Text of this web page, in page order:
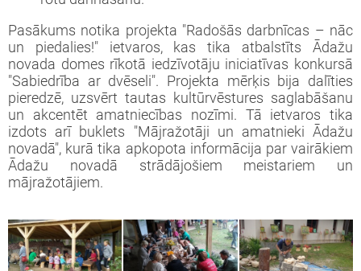
Pasākums notika projekta "Radošās darbnīcas – nāc
un piedalies!" ietvaros, kas tika atbalstīts Ādažu
novada domes rīkotā iedzīvotāju iniciatīvas konkursā
"Sabiedrība ar dvēseli". Projekta mērķis bija dalīties
pieredzē, uzsvērt tautas kultūrvēstures saglabāšanu
un akcentēt amatniecības nozīmi. Tā ietvaros tika
izdots arī buklets "Mājražotāji un amatnieki Ādažu
novadā", kurā tika apkopota informācija par vairākiem
Ādažu novadā strādājošiem meistariem un
mājražotājiem.
un rekvizīti
projekti
semināri
“LEADER pieejas īstenošana 2009-
(ELFLA)”
“LEADER pieejas īstenošana 2009-
(EZF)”
projekti
iesniegumu veidlapas
semināri
apstiprinātie projekti